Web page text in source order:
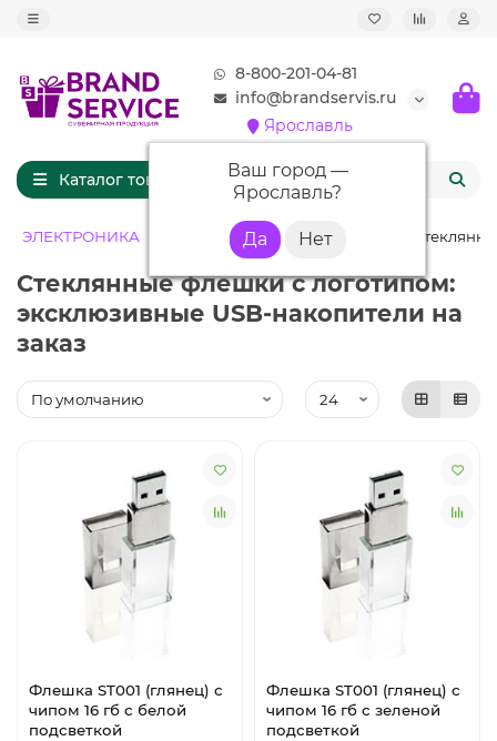
8-800-201-04-81
info@brandservis.ru
Ярославль
Ваш город —
Ярославль?
Каталог товаров
ЭЛЕКТРОНИКА Флешки с логотипом Флешки
Стеклянные флешки с логотипом:
эксклюзивные USB-накопители на
заказ
Флешка ST001 (глянец) с
чипом 16 гб с белой
подсветкой
Флешка ST001 (глянец) с
чипом 16 гб с зеленой
подсветкой